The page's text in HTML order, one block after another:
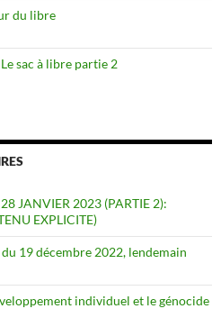
du libre
sac à libre partie 2
JANVIER 2023 (PARTIE 2):
EXPLICITE)
19 décembre 2022, lendemain
individuel et le génocide